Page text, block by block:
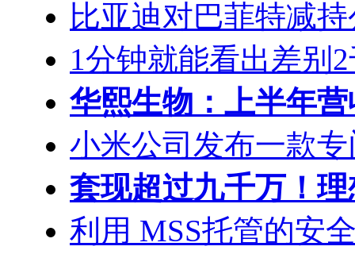
比亚迪对巴菲特减
1分钟就能看出差别2
华熙生物：上半年营
小米公司发布一款专
套现超过九千万！
利用 MSS托管的安